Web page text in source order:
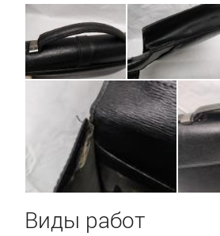
Виды работ